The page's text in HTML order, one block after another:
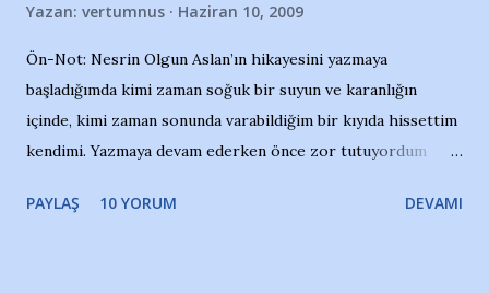
Yazan: vertumnus Haziran 10, 2009
Ön-Not: Nesrin Olgun Aslan’ın hikayesini yazmaya
başladığımda kimi zaman soğuk bir suyun ve karanlığın
içinde, kimi zaman sonunda varabildiğim bir kıyıda hissettim
kendimi. Yazmaya devam ederken önce zor tutuyordum
Yazımı, ağlayarak bitirebildim ancak…Kendisinin web
PAYLAŞ 10 YORUM DEVAMI